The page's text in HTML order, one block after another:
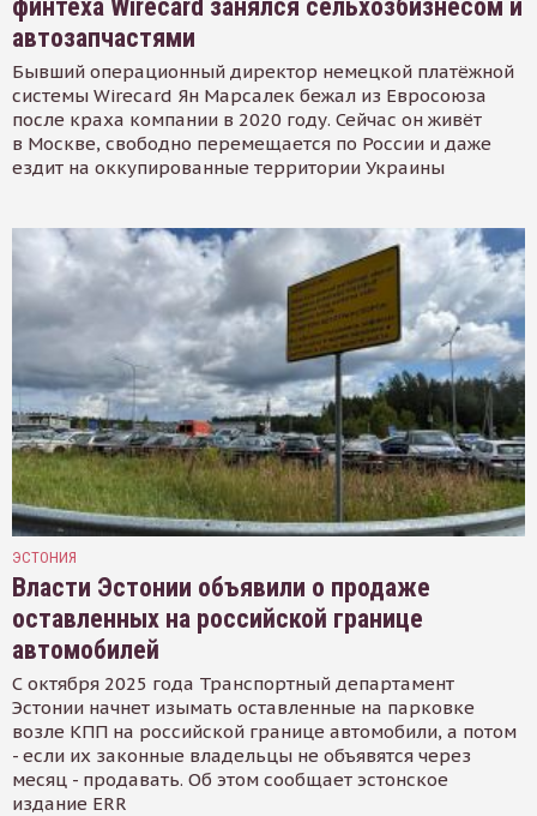
финтеха Wirecard занялся сельхозбизнесом и
автозапчастями
Бывший операционный директор немецкой платёжной
системы Wirecard Ян Марсалек бежал из Евросоюза
после краха компании в 2020 году. Сейчас он живёт
в Москве, свободно перемещается по России и даже
ездит на оккупированные территории Украины
ЭСТОНИЯ
Власти Эстонии объявили о продаже
оставленных на российской границе
автомобилей
С октября 2025 года Транспортный департамент
Эстонии начнет изымать оставленные на парковке
возле КПП на российской границе автомобили, а потом
- если их законные владельцы не объявятся через
месяц - продавать. Об этом сообщает эстонское
издание ERR